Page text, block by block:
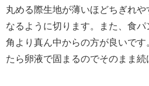
丸める際生地が薄いほどちぎれや
なるように切ります。また、食
角より真ん中からの方が良いで
たら卵液で固まるのでそのまま続